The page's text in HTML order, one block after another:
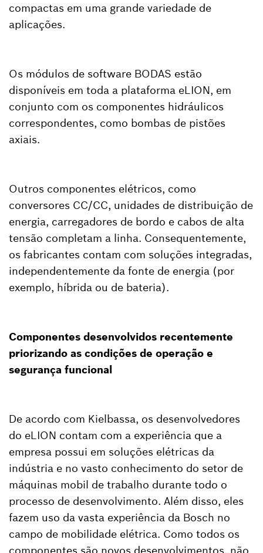
compactas em uma grande variedade de
aplicações.
Os módulos de software BODAS estão
disponíveis em toda a plataforma eLION, em
conjunto com os componentes hidráulicos
correspondentes, como bombas de pistões
axiais.
Outros componentes elétricos, como
conversores CC/CC, unidades de distribuição de
energia, carregadores de bordo e cabos de alta
tensão completam a linha. Consequentemente,
os fabricantes contam com soluções integradas,
independentemente da fonte de energia (por
exemplo, híbrida ou de bateria).
Componentes desenvolvidos recentemente
priorizando as condições de operação e
segurança funcional
De acordo com Kielbassa, os desenvolvedores
do eLION contam com a experiência que a
empresa possui em soluções elétricas da
indústria e no vasto conhecimento do setor de
máquinas mobil de trabalho durante todo o
processo de desenvolvimento. Além disso, eles
fazem uso da vasta experiência da Bosch no
campo de mobilidade elétrica. Como todos os